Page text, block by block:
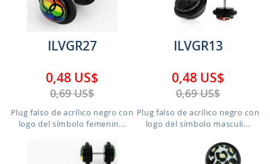
ILVGR27
0,48 US$
0,69 US$
Plug falso de acrílico negro con
logo del símbolo femenin...
ILVGR13
0,48 US$
0,69 US$
Plug falso de acrílico negro con
logo del símbolo masculi...